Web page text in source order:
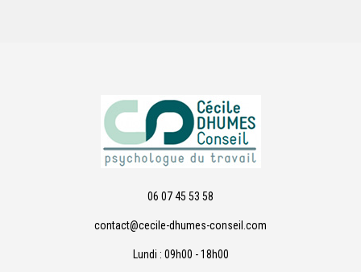
06 07 45 53 58
contact@cecile-dhumes-conseil.com
Lundi : 09h00 - 18h00